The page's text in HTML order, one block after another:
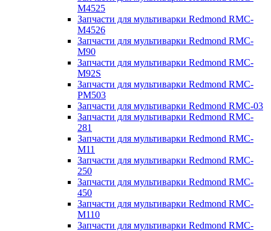
M4525
Запчасти для мультиварки Redmond RMC-
M4526
Запчасти для мультиварки Redmond RMC-
M90
Запчасти для мультиварки Redmond RMC-
M92S
Запчасти для мультиварки Redmond RMC-
PM503
Запчасти для мультиварки Redmond RMC-03
Запчасти для мультиварки Redmond RMC-
281
Запчасти для мультиварки Redmond RMC-
M11
Запчасти для мультиварки Redmond RMC-
250
Запчасти для мультиварки Redmond RMC-
450
Запчасти для мультиварки Redmond RMC-
M110
Запчасти для мультиварки Redmond RMC-